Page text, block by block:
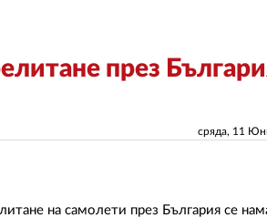
през
сряда, 11
на самолети през България се